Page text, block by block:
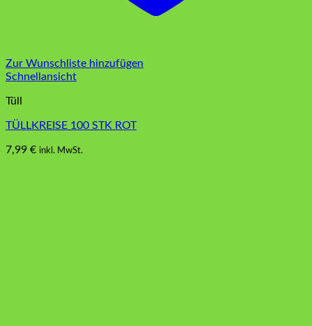
Zur Wunschliste hinzufügen
Schnellansicht
Tüll
TÜLLKREISE 100 STK ROT
7,99 € inkl. MwSt.